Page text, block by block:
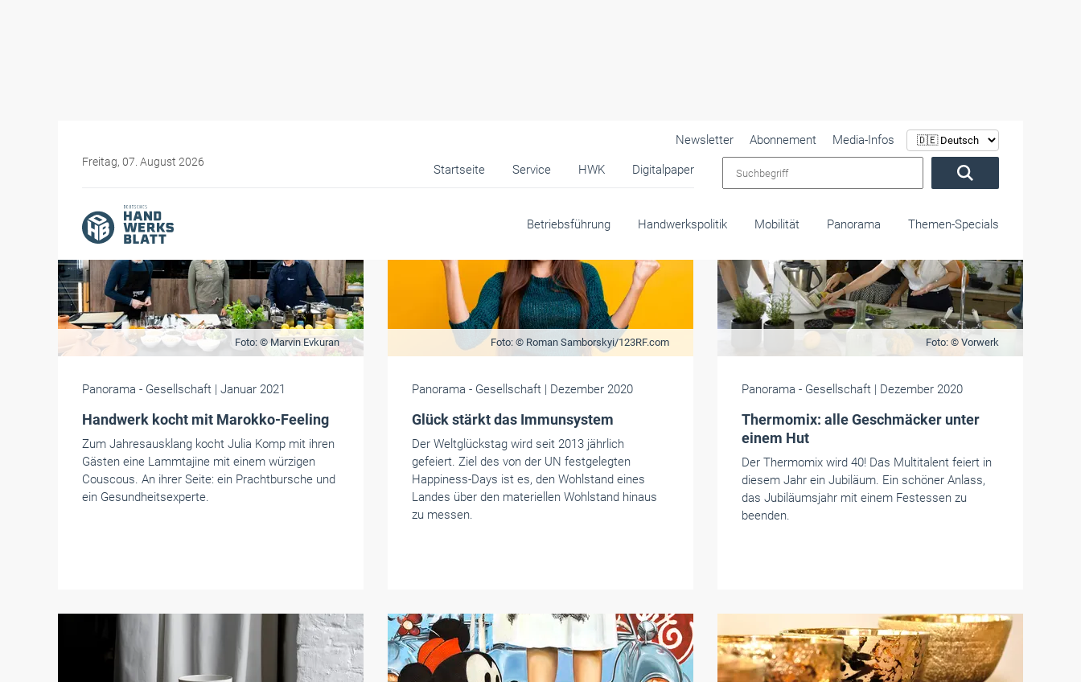
Freitag, 07. August 2026
Startseite Service HWK Digitalpaper
Newsletter Abonnement
Media-Infos
Betriebsführung Handwerkspolitik Mobilität Panorama Themen-Specials
Foto: © Marvin Evkuran
Panorama - Gesellschaft | Januar 2021
Handwerk kocht mit Marokko-Feeling
Zum Jahresausklang kocht Julia Komp mit ihren
Gästen eine Lammtajine mit einem würzigen
Couscous. An ihrer Seite: ein Prachtbursche und
ein Gesundheitsexperte.
Foto: © Roman Samborskyi/123RF.com
Panorama - Gesellschaft | Dezember 2020
Glück stärkt das Immunsystem
Der Weltglückstag wird seit 2013 jährlich
gefeiert. Ziel des von der UN festgelegten
Happiness-Days ist es, den Wohlstand eines
Landes über den materiellen Wohlstand hinaus
zu messen.
Foto: © Vorwerk
Panorama - Gesellschaft | Dezember 2020
Thermomix: alle Geschmäcker unter
einem Hut
Der Thermomix wird 40! Das Multitalent feiert in
diesem Jahr ein Jubiläum. Ein schöner Anlass,
das Jubiläumsjahr mit einem Festessen zu
beenden.